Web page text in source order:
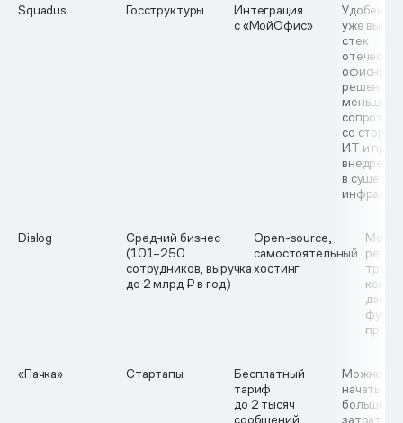
Squadus Госструктуры
Интеграция
с «МойОфис»
Удобен
уже
стек
офисных
решений;
меньше
со
ИТ и
в
Dialog
Средний бизнес
(101–250
сотрудников, выручка
до 2 млрд ₽ в год)
Open-source,
самостоятельный
хостинг
«Пачка» Стартапы
Бесплатный
тариф
до 2 тысяч
сообщений
Можно
начать без
больших
затрат